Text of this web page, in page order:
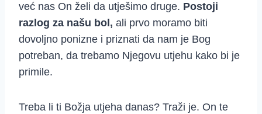
već nas On želi da utješimo druge. Postoji
razlog za našu bol, ali prvo moramo biti
dovoljno ponizne i priznati da nam je Bog
potreban, da trebamo Njegovu utjehu kako bi je
primile.
Treba li ti Božja utjeha danas? Traži je. On te